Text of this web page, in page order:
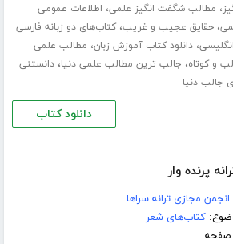
، مطالب شگفت انگیز علمی، اطلاعات عمومی
،حقایق عجیب و غریب،کتاب‌های دو زبانه فارسی
،دانلود کتاب آموزش زبان، مطالب علمی
و کوتاه، جالب ترین مطالب علمی دنیا،دانستنی
جالب دنیا
دانلود کتاب
پرنده وار
انجمن مجازی ترانه سراها
کتاب‌های شعر